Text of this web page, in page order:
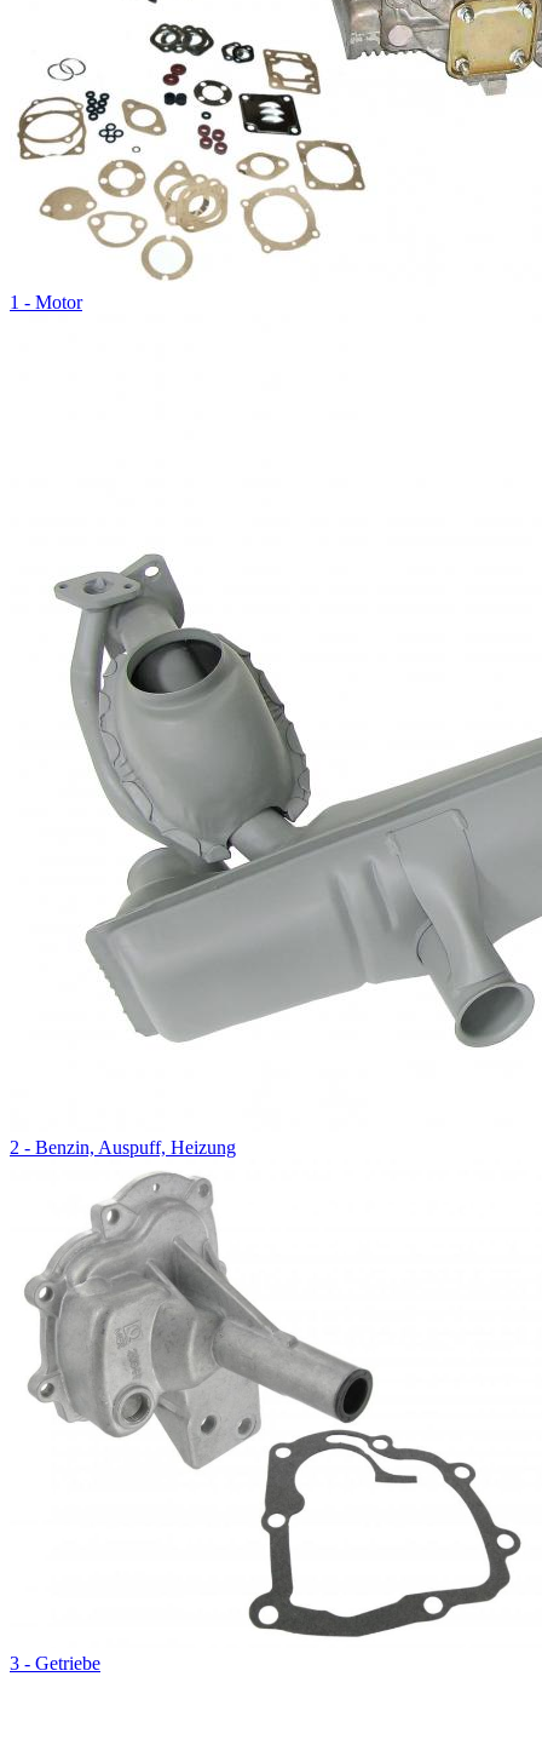
1 - Motor
2 - Benzin, Auspuff, Heizung
3 - Getriebe